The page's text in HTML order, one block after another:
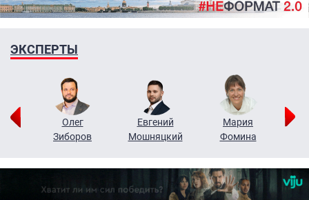
ЭКСПЕРТЫ
Олег
Зиборов
Евгений
Мошняцкий
Мария
Фомина